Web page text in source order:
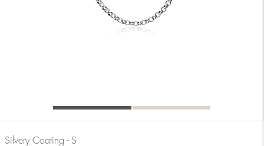
Silvery Coating - S